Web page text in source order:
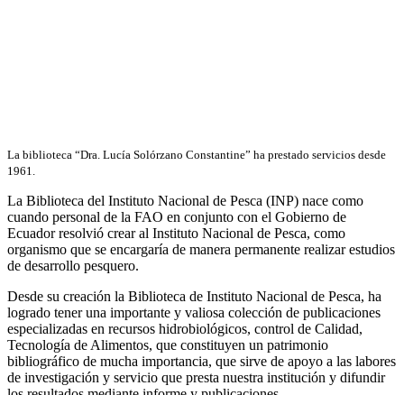
La biblioteca “Dra. Lucía Solórzano Constantine” ha prestado servicios desde
1961.
La Biblioteca del Instituto Nacional de Pesca (INP) nace como
cuando personal de la FAO en conjunto con el Gobierno de
Ecuador resolvió crear al Instituto Nacional de Pesca, como
organismo que se encargaría de manera permanente realizar estudios
de desarrollo pesquero.
Desde su creación la Biblioteca de Instituto Nacional de Pesca, ha
logrado tener una importante y valiosa colección de publicaciones
especializadas en recursos hidrobiológicos, control de Calidad,
Tecnología de Alimentos, que constituyen un patrimonio
bibliográfico de mucha importancia, que sirve de apoyo a las labores
de investigación y servicio que presta nuestra institución y difundir